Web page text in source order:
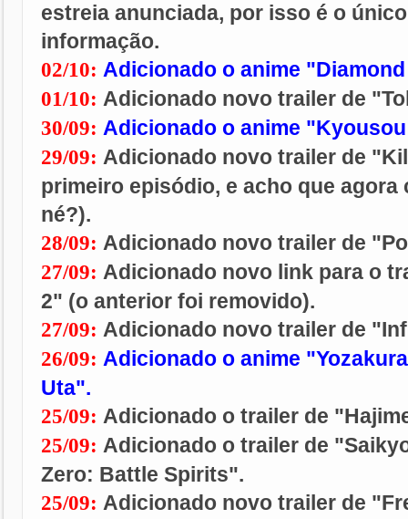
estreia anunciada, por isso é o
informação.
02/10: Adicionado o anime
01/10: Adicionado novo trailer de
30/09: Adicionado o anime
29/09: Adicionado novo trailer de
primeiro episódio, e acho que agora
né?).
28/09: Adicionado novo trailer de
27/09: Adicionado novo link para o
2" (o anterior foi removido).
27/09: Adicionado novo trailer de
26/09: Adicionado o anime
Uta".
25/09: Adicionado o trailer de
25/09: Adicionado o trailer de
Zero: Battle Spirits".
25/09: Adicionado novo trailer de